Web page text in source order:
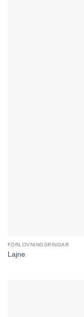
FÖRLOVNINGSRINGAR
Lajne